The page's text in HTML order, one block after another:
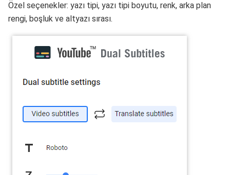
Özel seçenekler: yazı tipi, yazı tipi boyutu, renk, arka plan
rengi, boşluk ve altyazı sırası.